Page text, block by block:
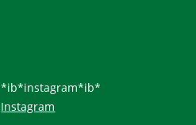
*ib*instagram*ib*
Instagram